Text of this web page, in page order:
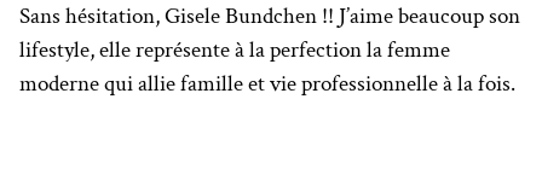
Sans hésitation, Gisele Bundchen !! J’aime beaucoup son
lifestyle, elle représente à la perfection la femme
moderne qui allie famille et vie professionnelle à la fois.